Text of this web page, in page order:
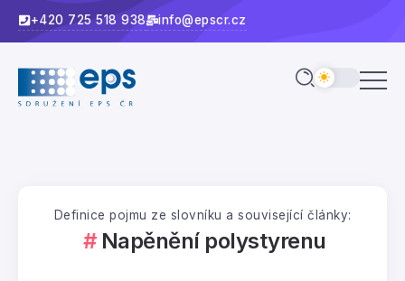
+420 725 518 938 info@epscr.cz
Definice pojmu ze slovníku a související články:
Napěnění polystyrenu